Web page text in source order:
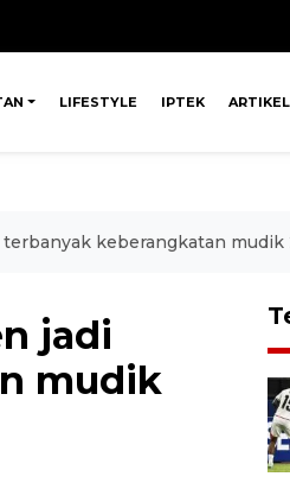
LIFESTYLE IPTEK ARTIKEL
keberangkatan mudik
jadi
mudik